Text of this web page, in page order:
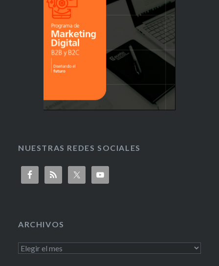
NUESTRAS REDES SOCIALES
ARCHIVOS